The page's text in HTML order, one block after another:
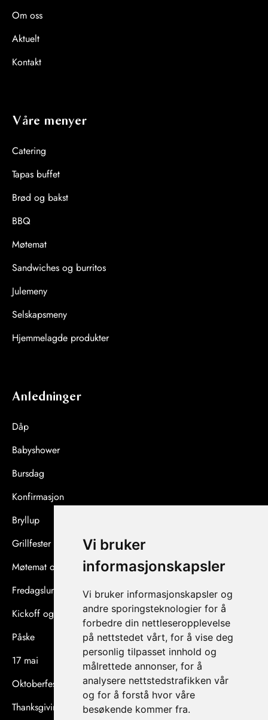
Vi bruker
informasjonskapsler
Vi bruker informasjonskapsler og
andre sporingsteknologier for å
forbedre din nettleseropplevelse
på nettstedet vårt, for å vise deg
personlig tilpasset innhold og
målrettede annonser, for å
analysere nettstedstrafikken vår
og for å forstå hvor våre
besøkende kommer fra.
Om oss
Aktuelt
Kontakt
Våre menyer
Catering
Tapas buffet
Brød og bakst
BBQ
Møtemat
Sandwiches og burritos
Julemeny
Selskapsmeny
Hjemmelagde produkter
Anledninger
Dåp
Babyshower
Bursdag
Konfirmasjon
Bryllup
Grillfester og sommerfester
Møtemat og konferanser
Fredagslunsj og afterwork
Kickoff og teambuilding
Påske
17 mai
Oktoberfest
Thanksgiving